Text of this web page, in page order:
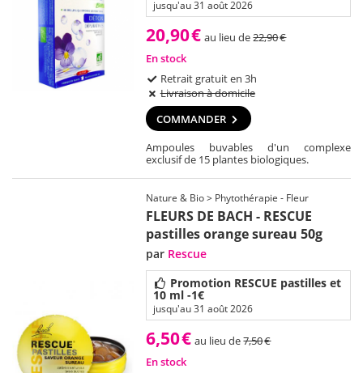
jusqu'au 31 août 2026
20,90€ au lieu de22,90€
En stock
Retrait gratuit en 3h
Livraison à domicile
COMMANDER
Ampoules buvables d'un complexe
exclusif de 15 plantes biologiques.
Nature & Bio > Phytothérapie - Fleur
FLEURS DE BACH - RESCUE
pastilles orange sureau 50g
par Rescue
Promotion RESCUE pastilles et
10 ml -1€
jusqu'au 31 août 2026
6,50€ au lieu de7,50€
En stock